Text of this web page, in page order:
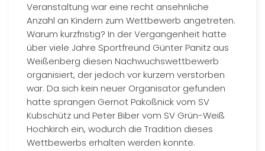
Veranstaltung war eine recht ansehnliche
Anzahl an Kindern zum Wettbewerb angetreten.
Warum kurzfristig? In der Vergangenheit hatte
über viele Jahre Sportfreund Günter Panitz aus
Weißenberg diesen Nachwuchswettbewerb
organisiert, der jedoch vor kurzem verstorben
war. Da sich kein neuer Organisator gefunden
hatte sprangen Gernot Pakoßnick vom SV
Kubschütz und Peter Biber vom SV Grün-Weiß
Hochkirch ein, wodurch die Tradition dieses
Wettbewerbs erhalten werden konnte.